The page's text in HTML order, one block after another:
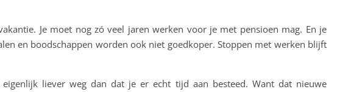
Je moet nog zó veel jaren werken voor je met pensioen mag. En je
en boodschappen worden ook niet goedkoper. Stoppen met werken blijft
liever weg dan dat je er echt tijd aan besteed. Want dat nieuwe